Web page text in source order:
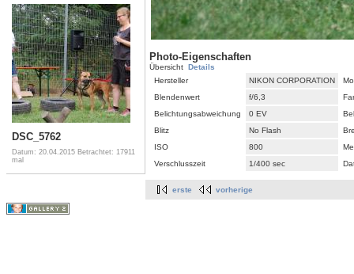
DSC_5762
Datum: 20.04.2015 Betrachtet: 17911
mal
Photo-Eigenschaften
Übersicht Details
Hersteller
NIKON CORPORATION
Blendenwert
f/6,3
Belichtungsabweichung
0 EV
Blitz
No Flash
ISO
800
Verschlusszeit
1/400 sec
erste vorherige